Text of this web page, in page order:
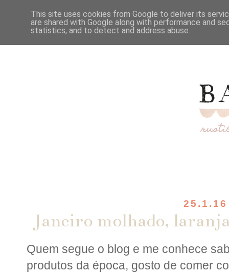
25.1.16
Janeiro molhado,
Quem segue o blog e me conhece
produtos da época, gosto de comer
This site uses cookies from Google to deliver its
are shared with Google along with performance and
statistics, and to detect and address abuse.